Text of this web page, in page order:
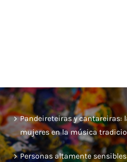
Pandeireteiras y cantareiras:
mujeres en la música
Personas altamente